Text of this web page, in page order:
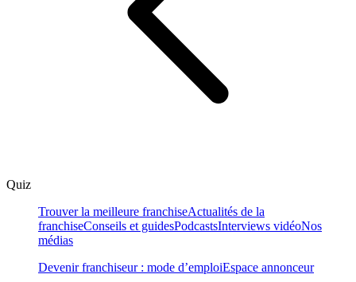
Quiz
Trouver la meilleure franchiseActualités de la
franchiseConseils et guidesPodcastsInterviews vidéoNos
médias
Devenir franchiseur : mode d’emploiEspace annonceur